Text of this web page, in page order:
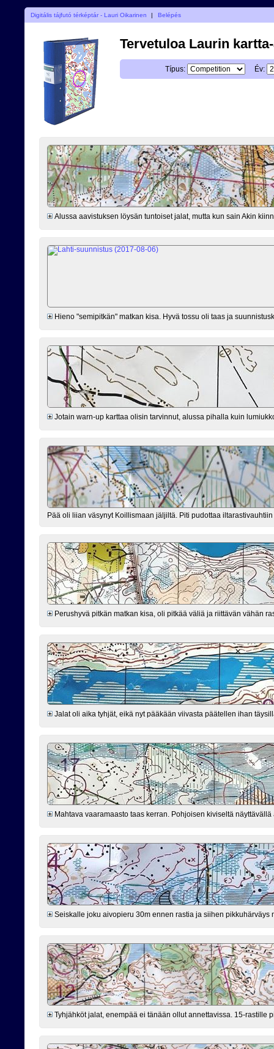
Digitális tájfutó térképtár - Lauri Oikarinen | Belépés
Tervetuloa Laurin
Típus: Év:
Alussa aavistuksen löysän tuntoiset jalat, mutta kun sain Akin
Hieno "semipitkän" matkan kisa. Hyvä tossu oli taas ja
Jotain warn-up karttaa olisin tarvinnut, alussa pihalla kuin
Pää oli liian väsynyt Koillismaan jäljiltä. Piti pudottaa
Perushyvä pitkän matkan kisa, oli pitkää väliä ja riittävän vähän
Jalat oli aika tyhjät, eikä nyt pääkään viivasta päätellen ihan
Mahtava vaaramaasto taas kerran. Pohjoisen kiviseltä
Seiskalle joku aivopieru 30m ennen rastia ja siihen
Tyhjähköt jalat, enempää ei tänään ollut annettavissa. 15-rastille